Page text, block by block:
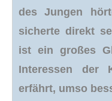
des Jungen
sicherte direkt
ist ein großes
Interessen der
erfährt, umso